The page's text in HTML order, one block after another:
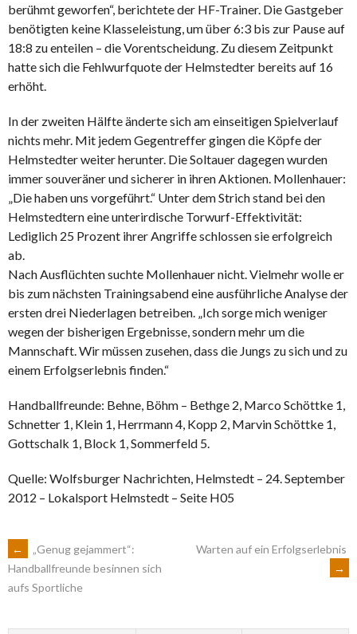
berühmt geworfen“, berichtete der HF-Trainer. Die Gastgeber
benötigten keine Klasseleistung, um über 6:3 bis zur Pause auf
18:8 zu enteilen – die Vorentscheidung. Zu diesem Zeitpunkt
hatte sich die Fehlwurfquote der Helmstedter bereits auf 16
erhöht.
In der zweiten Hälfte änderte sich am einseitigen Spielverlauf
nichts mehr. Mit jedem Gegentreffer gingen die Köpfe der
Helmstedter weiter herunter. Die Soltauer dagegen wurden
immer souveräner und sicherer in ihren Aktionen. Mollenhauer:
„Die haben uns vorgeführt.“ Unter dem Strich stand bei den
Helmstedtern eine unterirdische Torwurf-Effektivität:
Lediglich 25 Prozent ihrer Angriffe schlossen sie erfolgreich
ab.
Nach Ausflüchten suchte Mollenhauer nicht. Vielmehr wolle er
bis zum nächsten Trainingsabend eine ausführliche Analyse der
ersten drei Niederlagen betreiben. „Ich sorge mich weniger
wegen der bisherigen Ergebnisse, sondern mehr um die
Mannschaft. Wir müssen zusehen, dass die Jungs zu sich und zu
einem Erfolgserlebnis finden.“
Handballfreunde: Behne, Böhm – Bethge 2, Marco Schöttke 1,
Schnetter 1, Klein 1, Herrmann 4, Kopp 2, Marvin Schöttke 1,
Gottschalk 1, Block 1, Sommerfeld 5.
Quelle: Wolfsburger Nachrichten, Helmstedt – 24. September
2012 – Lokalsport Helmstedt – Seite H05
ARTIKEL-
NAVIGATION
←
„Genug gejammert“:
Handballfreunde besinnen sich
aufs Sportliche
Warten auf ein Erfolgserlebnis
→